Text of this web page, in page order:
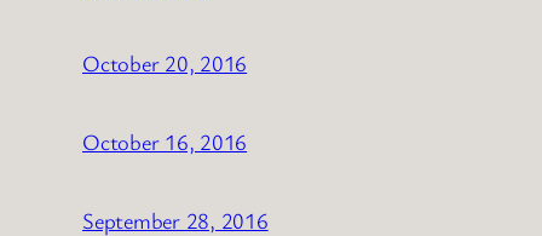
October 20, 2016
October 16, 2016
September 28, 2016